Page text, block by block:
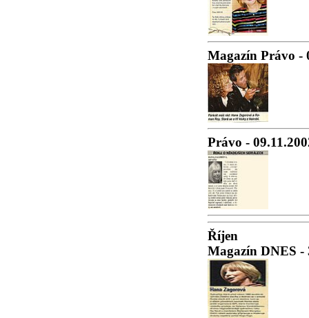
Magazín Právo -
Právo -
Říjen
Magazín DNES -